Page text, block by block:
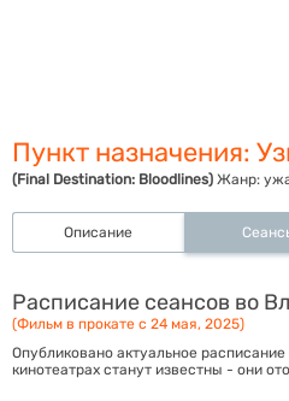
Пункт назначения:
(Final Destination: Bloodlines) Жанр:
Описание
Расписание сеансов во
(Фильм в прокате с 24 мая, 2025)
Опубликовано актуальное
кинотеатрах станут известны - они